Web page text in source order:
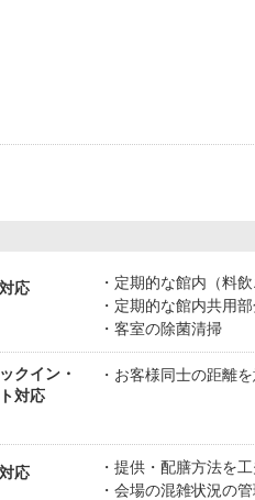
応
定期的な館内（料
定期的な館内共用
客室の除菌清掃
クイン・
対応
お客様同士の距離
応
提供・配膳方法を工
会場の混雑状況の